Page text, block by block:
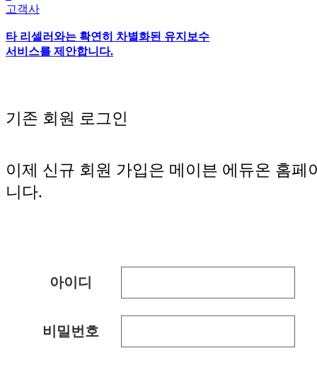
고객사
타 리셀러와는 확연히 차별화된 유지보수
서비스를 제안합니다.
기존 회원 로그인
이제 신규 회원 가입은 메이븐 에듀온 홈페
니다.
아이디
비밀번호